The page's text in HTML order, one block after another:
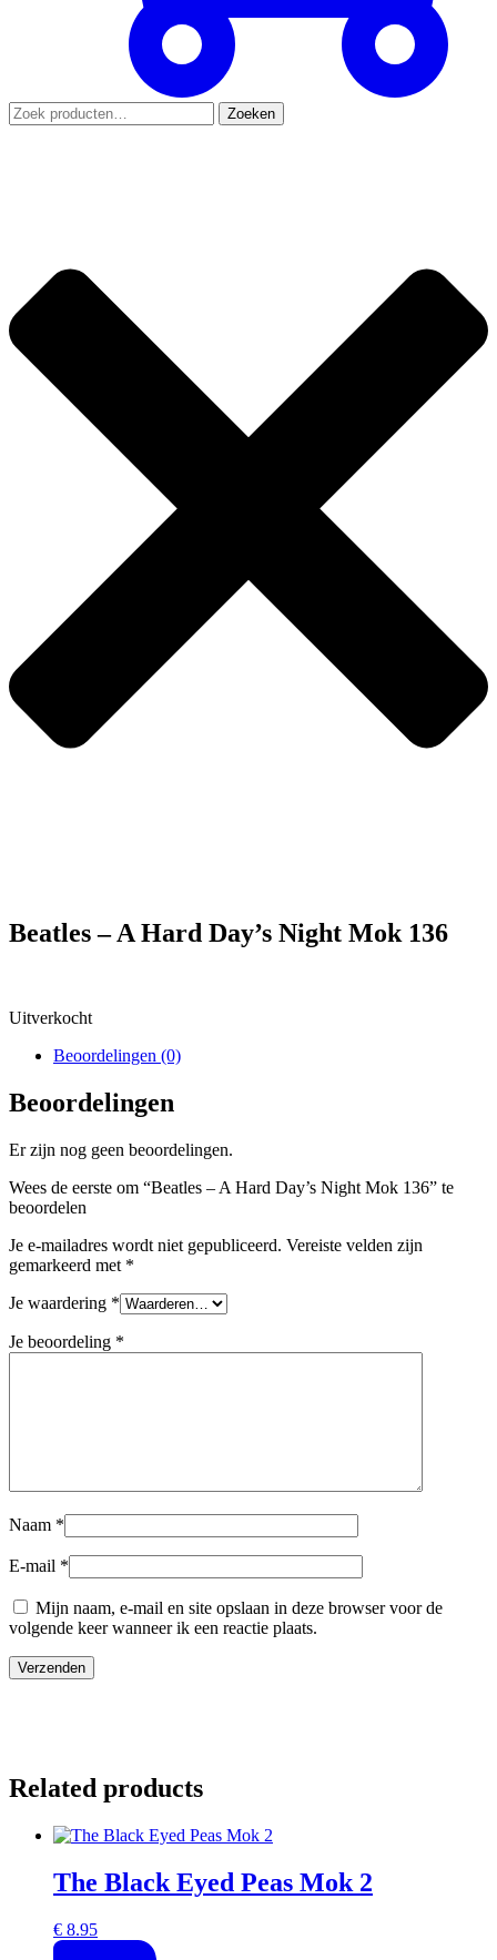
Zoeken
naar:
Zoeken
Beatles – A Hard Day’s Night Mok 136
Uitverkocht
Beoordelingen (0)
Beoordelingen
Er zijn nog geen beoordelingen.
Wees de eerste om “Beatles – A Hard Day’s Night Mok 136” te
beoordelen
Je e-mailadres wordt niet gepubliceerd. Vereiste velden zijn
gemarkeerd met *
Je waardering *
Je beoordeling *
Naam *
E-mail *
Mijn naam, e-mail en site opslaan in deze browser voor de
volgende keer wanneer ik een reactie plaats.
Related products
The Black Eyed Peas Mok 2
€ 8.95